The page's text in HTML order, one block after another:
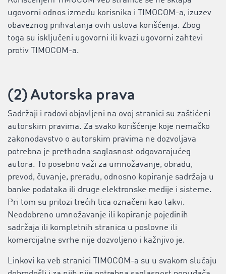
ugovorni odnos između korisnika i TIMOCOM-a, izuzev
obaveznog prihvatanja ovih uslova korišćenja. Zbog
toga su isključeni ugovorni ili kvazi ugovorni zahtevi
protiv TIMOCOM-a.
(2) Autorska prava
Sadržaji i radovi objavljeni na ovoj stranici su zaštićeni
autorskim pravima. Za svako korišćenje koje nemačko
zakonodavstvo o autorskim pravima ne dozvoljava
potrebna je prethodna saglasnost odgovarajućeg
autora. To posebno važi za umnožavanje, obradu,
prevod, čuvanje, preradu, odnosno kopiranje sadržaja u
banke podataka ili druge elektronske medije i sisteme.
Pri tom su prilozi trećih lica označeni kao takvi.
Neodobreno umnožavanje ili kopiranje pojedinih
sadržaja ili kompletnih stranica u poslovne ili
komercijalne svrhe nije dozvoljeno i kažnjivo je.
Linkovi ka veb stranici TIMOCOM-a su u svakom slučaju